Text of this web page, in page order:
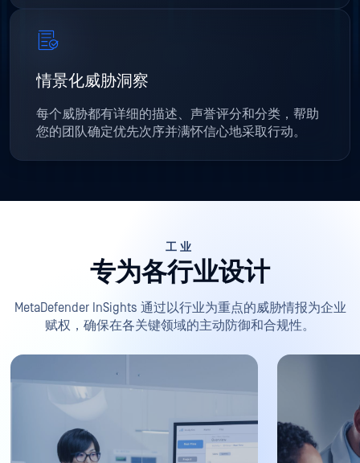
情景化威胁洞察
每个威胁都有详细的描述、声誉评分和分类，帮助
您的团队确定优先次序并满怀信心地采取行动。
工业
专为各行业设计
MetaDefender InSights 通过以行业为重点的威胁情报为企业
赋权，确保在各关键领域的主动防御和合规性。